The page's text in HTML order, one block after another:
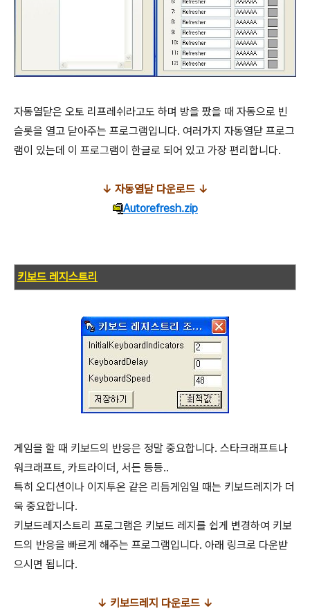
자동열닫은 오토 리프레쉬라고도 하며 방을 팠을 때 자동으로 빈
슬롯을 열고 닫아주는 프로그램입니다. 여러가지 자동열닫 프로그
램이 있는데 이 프로그램이 한글로 되어 있고 가장 편리합니다.
↓ 자동열닫 다운로드 ↓
Autorefresh.zip
키보드 레지스트리
게임을 할 때 키보드의 반응은 정말 중요합니다. 스타크래프트나
워크래프트, 카트라이더, 서든 등등..
특히 오디션이나 이지투온 같은 리듬게임일 때는 키보드레지가 더
욱 중요합니다.
키보드레지스트리 프로그램은 키보드 레지를 쉽게 변경하여 키보
드의 반응을 빠르게 해주는 프로그램입니다. 아래 링크로 다운받
으시면 됩니다.
↓ 키보드레지 다운로드 ↓